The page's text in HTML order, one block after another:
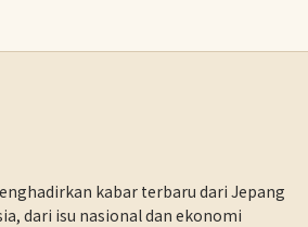
kabar terbaru dari Jepang
dari isu nasional dan ekonomi